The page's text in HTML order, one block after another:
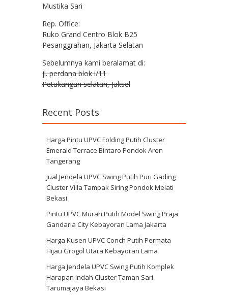
Mustika Sari
Rep. Office:
Ruko Grand Centro Blok B25
Pesanggrahan, Jakarta Selatan
Sebelumnya kami beralamat di:
jl. perdana blok i/11
Petukangan selatan, Jaksel
Recent Posts
Harga Pintu UPVC Folding Putih Cluster
Emerald Terrace Bintaro Pondok Aren
Tangerang
Jual Jendela UPVC Swing Putih Puri Gading
Cluster Villa Tampak Siring Pondok Melati
Bekasi
Pintu UPVC Murah Putih Model Swing Praja
Gandaria City Kebayoran Lama Jakarta
Harga Kusen UPVC Conch Putih Permata
Hijau Grogol Utara Kebayoran Lama
Harga Jendela UPVC Swing Putih Komplek
Harapan Indah Cluster Taman Sari
Tarumajaya Bekasi